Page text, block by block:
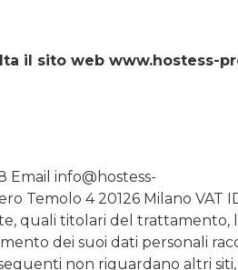
il sito web www.hostess-
Email info@hostess-
Temolo 4 20126 Milano VAT
quali titolari del trattamento,
dei suoi dati personali
non riguardano altri